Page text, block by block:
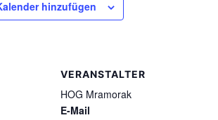
hinzufügen
VERANSTALTER
HOG Mramorak
E-Mail